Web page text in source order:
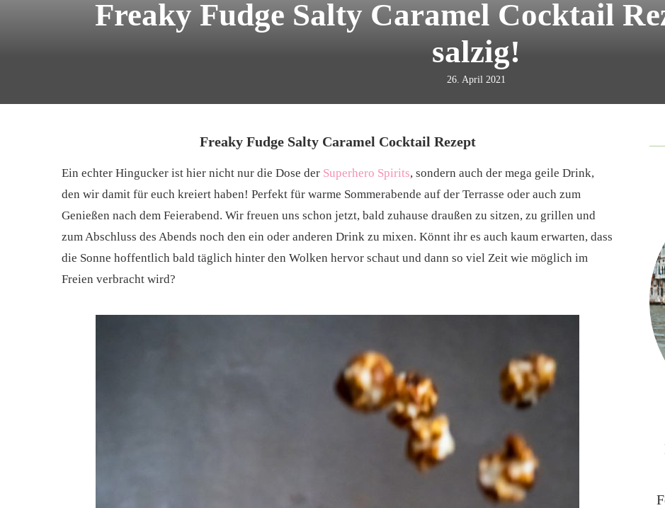
Freaky Fudge Salty Caramel Cocktail
salzig!
26. April 2021
Freaky Fudge Salty Caramel Cocktail Rezept
Ein echter Hingucker ist hier nicht nur die Dose der Superhero Spirits, sondern auch der mega geile Drink,
den wir damit für euch kreiert haben! Perfekt für warme Sommerabende auf der Terrasse oder auch zum
Genießen nach dem Feierabend. Wir freuen uns schon jetzt, bald zuhause draußen zu sitzen, zu grillen und
zum Abschluss des Abends noch den ein oder anderen Drink zu mixen. Könnt ihr es auch kaum erwarten, dass
die Sonne hoffentlich bald täglich hinter den Wolken hervor schaut und dann so viel Zeit wie möglich im
Freien verbracht wird?